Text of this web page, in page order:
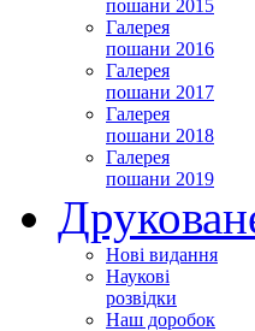
пошани 2015
Галерея
пошани 2016
Галерея
пошани 2017
Галерея
пошани 2018
Галерея
пошани 2019
Нові видання
Наукові
розвідки
Наш доробок